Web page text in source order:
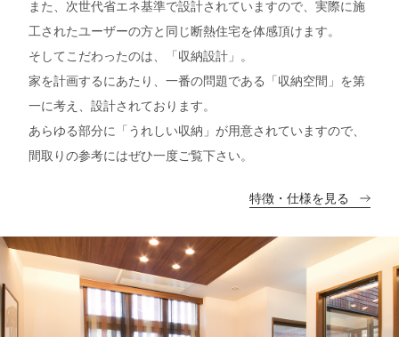
また、次世代省エネ基準で設計されていますので、実際に施
工されたユーザーの方と同じ断熱住宅を体感頂けます。
そしてこだわったのは、「収納設計」。
家を計画するにあたり、一番の問題である「収納空間」を第
一に考え、設計されております。
あらゆる部分に「うれしい収納」が用意されていますので、
間取りの参考にはぜひ一度ご覧下さい。
特徴・仕様を見る